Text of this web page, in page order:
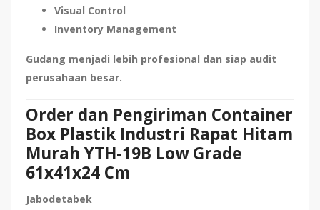
Visual Control
Inventory Management
Gudang menjadi lebih profesional dan siap audit
perusahaan besar.
Order dan Pengiriman Container
Box Plastik Industri Rapat Hitam
Murah YTH-19B Low Grade
61x41x24 Cm
Jabodetabek